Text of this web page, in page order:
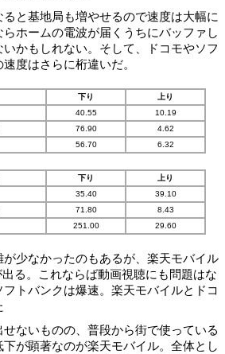
と基地局も増やせるので速度は大幅に
ホームの電波が届くうちにバッファし
かもしれない。そして、ドコモやソフ
度はさらに桁違いだ。
下り
上り
40.55
10.19
76.90
4.62
56.70 6.32
下り
上り
35.40
39.10
71.80
8.43
251.00 29.60
少なかったのもあるが、楽天モバイル
る。これならば動画視聴にも問題はな
トバンクは爆速。楽天モバイルとドコ
ないものの、普段から街で使っている
が顕著なのが楽天モバイル。全体とし